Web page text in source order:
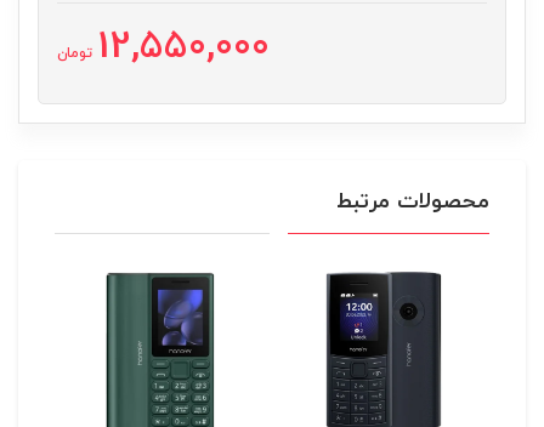
12,550,000 تومان
محصولات مرتبط